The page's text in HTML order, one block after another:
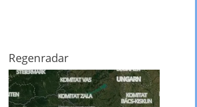
Regenradar